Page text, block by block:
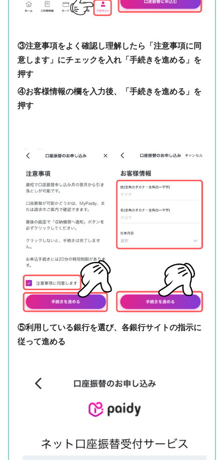
③注意事項をよく確認し理解したら「注意事項に同
意します」にチェックを入れ「手続きを進める」を
押す
④お客様情報の欄を入力後、「手続きを進める」を
押す
⑤利用している銀行を選び、各銀行サイトの指示に
従って進める